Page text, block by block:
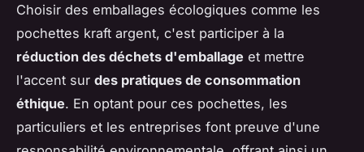
Choisir des emballages écologiques comme les
pochettes kraft argent, c'est participer à la
réduction des déchets d'emballage et mettre
l'accent sur des pratiques de consommation
éthique. En optant pour ces pochettes, les
particuliers et les entreprises font preuve d'une